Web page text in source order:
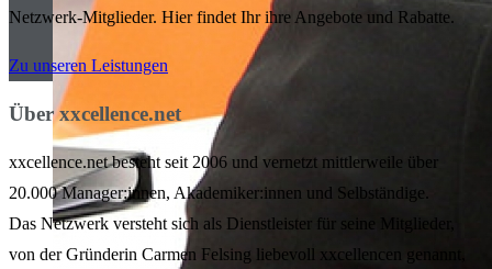
Netzwerk-Mitglieder. Hier findet Ihr ihre Angebote und Rabatte.
Zu unseren Leistungen
Über xxcellence.net
xxcellence.net besteht seit 2006 und vernetzt mittlerweile über
20.000 Manager:innen, Akademiker:innen und Selbständige.
Das Netzwerk versteht sich als Dienstleister für seine Mitglieder,
von der Gründerin Carmen Felsing liebevoll xxcellencen genannt,